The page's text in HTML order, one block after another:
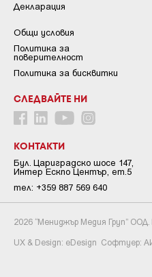
Декларация
Общи условия
Пoлитикa зa
пoвepитeлнocт
Политика за бисквитки
СЛЕДВАЙТЕ НИ
КОНТАКТИ
Бул. Цариградско шосе 147,
Интер Ескпо Център, ет.5
тел: +359 887 569 640
2026 “Мениджър Медия Груп” ООД.
UX & Design: eDesign Софтуер: